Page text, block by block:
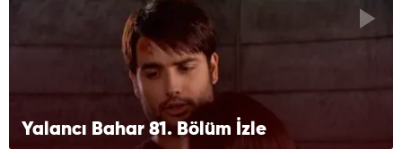
Yalancı Bahar 81. Bölüm İzle